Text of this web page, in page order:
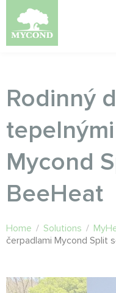
Rodinný
Mycond
BeeHeat
Home / Solutions /
čerpadlami Mycond Split